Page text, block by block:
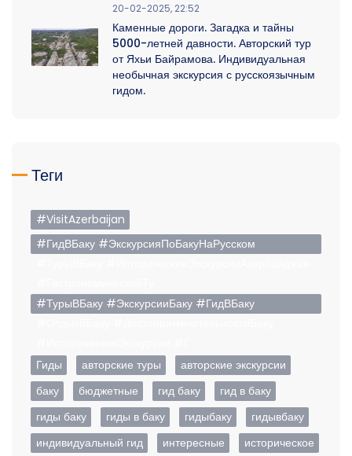
20-02-2025, 22:52
Каменные дороги. Загадка и тайны
5000-летней давности. Авторский тур
от Яхьи Байрамова. Индивидуальная
необычная экскурсия с русскоязычным
гидом.
Теги
#VisitAzerbaijan
#ГидВБаку #ЭкскурсияПоБакуНаРусском
#ТурыВБаку #ЭкскурсииБаку #ГидВБаку
Гиды
авторские туры
авторские экскурсии
баку
бюджетные гид баку
гид в баку
гиды баку
гиды в баку гидыбаку
гидывбаку
индивидуальный гид
интересные
историческое